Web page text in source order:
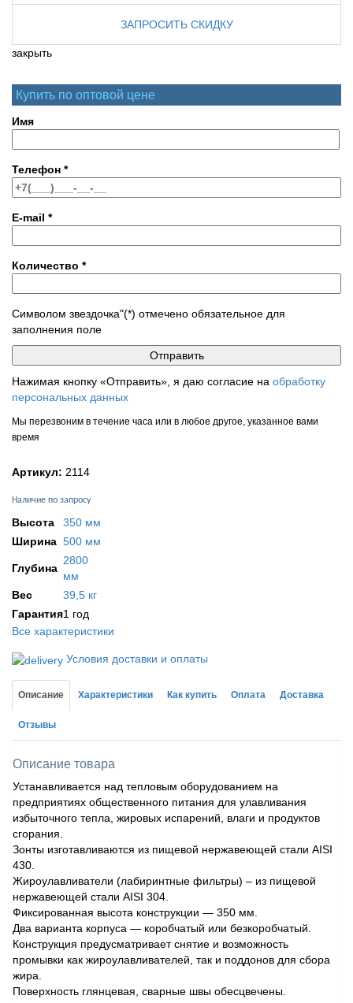
ЗАПРОСИТЬ СКИДКУ
закрыть
Купить по оптовой цене
Имя
Телефон *
E-mail *
Количество *
Символом звездочка"(*) отмечено обязательное для
заполнения поле
Нажимая кнопку «Отправить», я даю согласие на обработку
персональных данных
Мы перезвоним в течение часа или в любое другое, указанное вами
время
Артикул: 2114
Наличие по запросу
Высота
350 мм
Ширина 500 мм
Глубина
2800
мм
Вес
39,5 кг
Гарантия1 год
Все характеристики
Условия доставки и оплаты
Описание Характеристики Как купить Оплата Доставка
Отзывы
Описание товара
Устанавливается над тепловым оборудованием на
предприятиях общественного питания для улавливания
избыточного тепла, жировых испарений, влаги и продуктов
сгорания.
Зонты изготавливаются из пищевой нержавеющей стали AISI
430.
Жироулавливатели (лабиринтные фильтры) – из пищевой
нержавеющей стали AISI 304.
Фиксированная высота конструкции — 350 мм.
Два варианта корпуса — коробчатый или безкоробчатый.
Конструкция предусматривает снятие и возможность
промывки как жироулавливателей, так и поддонов для сбора
жира.
Поверхность глянцевая, сварные швы обесцвечены.